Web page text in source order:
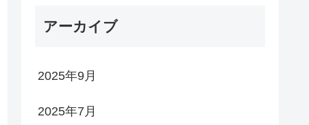
アーカイブ
2025年9月
2025年7月